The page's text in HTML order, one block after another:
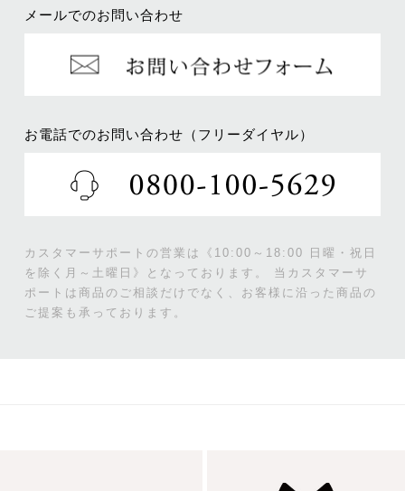
メールでのお問い合わせ
お電話でのお問い合わせ（フリーダイヤル）
カスタマーサポートの営業は《10:00～18:00 日曜・祝日
を除く月～土曜日》となっております。
当カスタマーサ
ポートは商品のご相談だけでなく、お客様に沿った商品の
ご提案も承っております。